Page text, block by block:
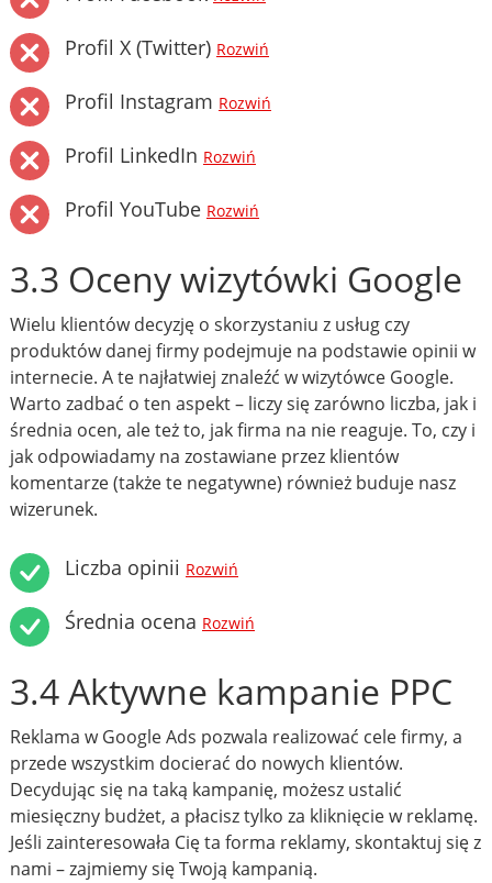
Profil X (Twitter) Rozwiń
Profil Instagram Rozwiń
Profil LinkedIn Rozwiń
Profil YouTube Rozwiń
3.3 Oceny wizytówki Google
Wielu klientów decyzję o skorzystaniu z usług czy
produktów danej firmy podejmuje na podstawie opinii w
internecie. A te najłatwiej znaleźć w wizytówce Google.
Warto zadbać o ten aspekt – liczy się zarówno liczba, jak i
średnia ocen, ale też to, jak firma na nie reaguje. To, czy i
jak odpowiadamy na zostawiane przez klientów
komentarze (także te negatywne) również buduje nasz
wizerunek.
Liczba opinii Rozwiń
Średnia ocena Rozwiń
3.4 Aktywne kampanie PPC
Reklama w Google Ads pozwala realizować cele firmy, a
przede wszystkim docierać do nowych klientów.
Decydując się na taką kampanię, możesz ustalić
miesięczny budżet, a płacisz tylko za kliknięcie w reklamę.
Jeśli zainteresowała Cię ta forma reklamy, skontaktuj się z
nami – zajmiemy się Twoją kampanią.